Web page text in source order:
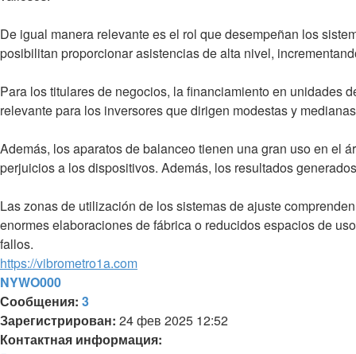
De igual manera relevante es el rol que desempeñan los
posibilitan proporcionar asistencias de alta nivel,
Para los titulares de negocios, la financiamiento en unidades
relevante para los inversores que dirigen modestas y
Además, los aparatos de balanceo tienen una gran uso en el
perjuicios a los dispositivos. Además, los resultados
Las zonas de utilización de los sistemas de ajuste
enormes elaboraciones de fábrica o reducidos espacios de
fallos.
https://vibrometro1a.com
NYWO000
Сообщения: 3
Зарегистрирован: 24 фев 2025 12:52
Контактная информация: